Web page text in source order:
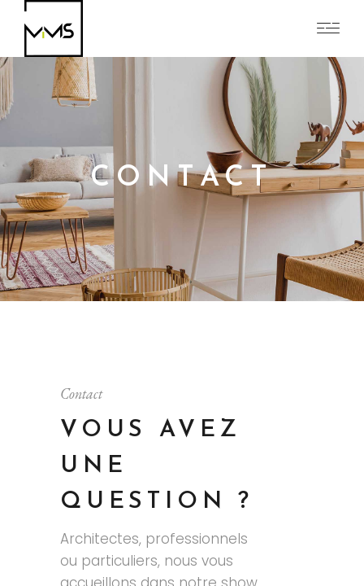
CONTACT
Contact
VOUS AVEZ
UNE
QUESTION ?
Architectes, professionnels
ou particuliers, nous vous